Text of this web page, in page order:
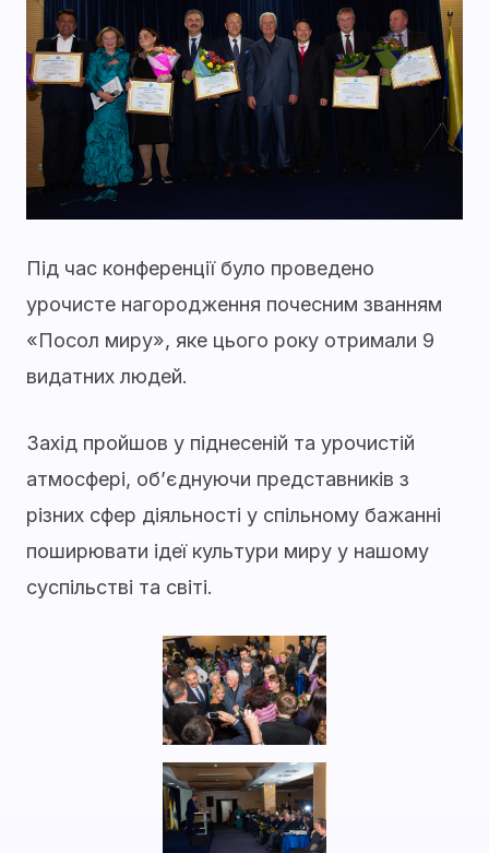
Під час конференції було проведено
урочисте нагородження почесним званням
«Посол миру», яке цього року отримали 9
видатних людей.
Захід пройшов у піднесеній та урочистій
атмосфері, об’єднуючи представників з
різних сфер діяльності у спільному бажанні
поширювати ідеї культури миру у нашому
суспільстві та світі.